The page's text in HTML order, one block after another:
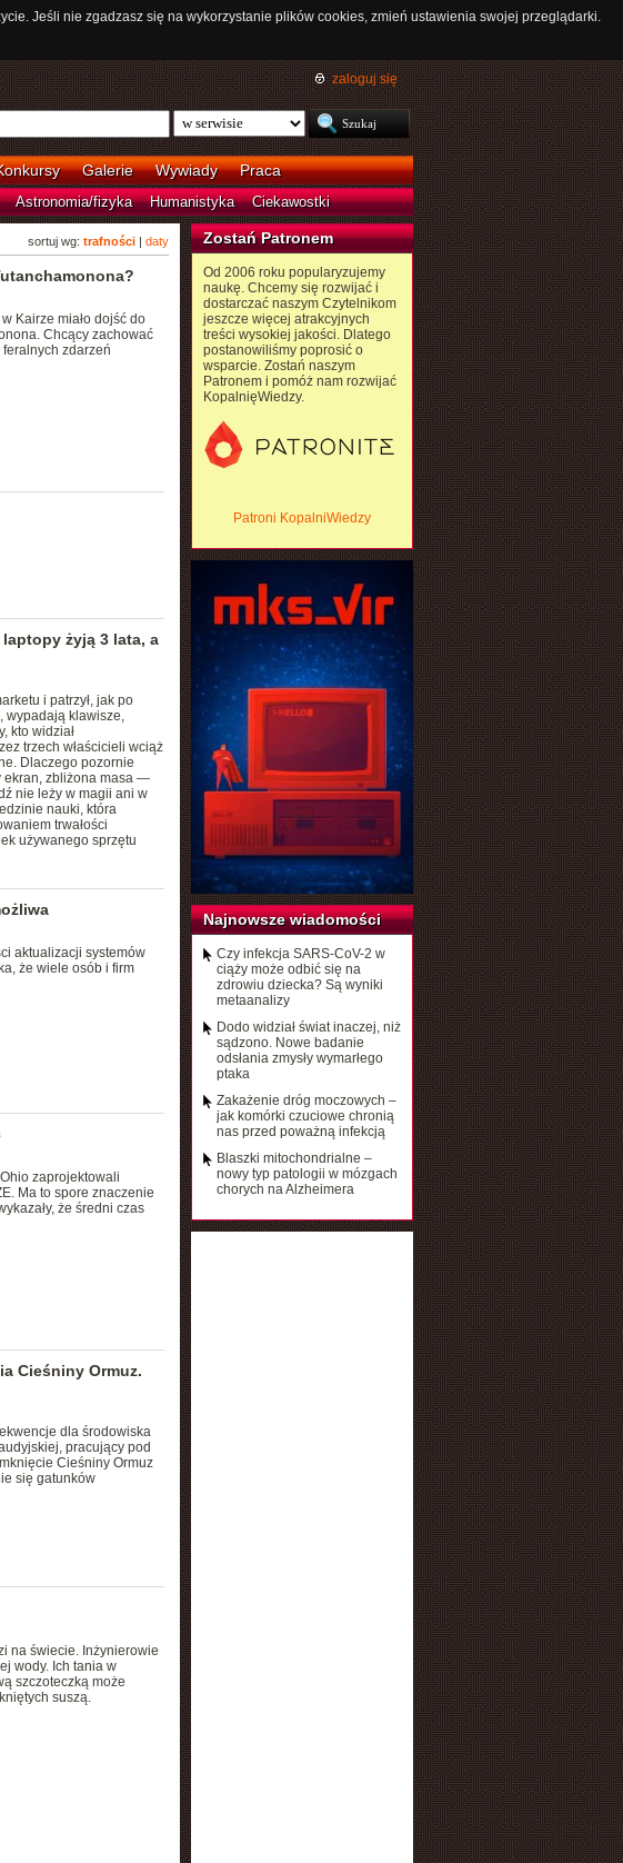
Jeśli nie zgadzasz się na wykorzystanie plików cookies, zmień ustawienia swojej przeglądarki.
zaloguj się
Galerie Wywiady Praca
Astronomia/fizyka Humanistyka Ciekawostki
sortuj wg: trafności| daty
Kairze miało dojść do
Chcący zachować
zdarzeń
żyją 3 lata, a
i patrzył, jak po
wypadają klawisze,
kto widział
trzech właścicieli wciąż
Dlaczego pozornie
ekran, zbliżona masa —
nie leży w magii ani w
nauki, która
trwałości
używanego sprzętu
aktualizacji systemów
że wiele osób i firm
zaprojektowali
Ma to spore znaczenie
że średni czas
Cieśniny Ormuz.
dla środowiska
pracujący pod
Cieśniny Ormuz
się gatunków
na świecie. Inżynierowie
wody. Ich tania w
szczoteczką może
suszą.
Zostań Patronem
Od 2006 roku popularyzujemy
naukę. Chcemy się rozwijać i
dostarczać naszym Czytelnikom
jeszcze więcej atrakcyjnych
treści wysokiej jakości. Dlatego
postanowiliśmy poprosić o
wsparcie. Zostań naszym
Patronem i pomóż nam rozwijać
KopalnięWiedzy.
Patroni KopalniWiedzy
Najnowsze wiadomości
Czy infekcja SARS-CoV-2 w
ciąży może odbić się na
zdrowiu dziecka? Są wyniki
metaanalizy
Dodo widział świat inaczej, niż
sądzono. Nowe badanie
odsłania zmysły wymarłego
ptaka
Zakażenie dróg moczowych –
jak komórki czuciowe chronią
nas przed poważną infekcją
Blaszki mitochondrialne –
nowy typ patologii w mózgach
chorych na Alzheimera